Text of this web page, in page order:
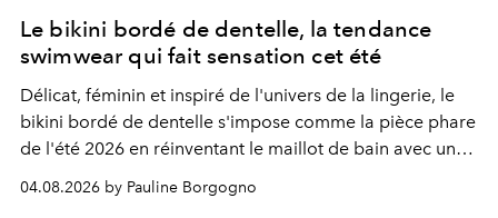
Le bikini bordé de dentelle, la tendance
swimwear qui fait sensation cet été
Délicat, féminin et inspiré de l'univers de la lingerie, le
bikini bordé de dentelle s'impose comme la pièce phare
de l'été 2026 en réinventant le maillot de bain avec une
04.08.2026 by Pauline Borgogno